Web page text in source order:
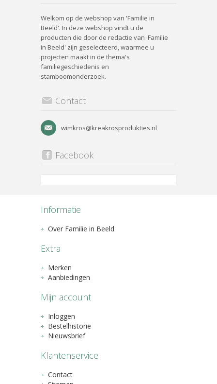
Welkom op de webshop van 'Familie in
Beeld'. In deze webshop vindt u de
producten die door de redactie van 'Familie
in Beeld' zijn geselecteerd, waarmee u
projecten maakt in de thema's
familiegeschiedenis en
stamboomonderzoek.
Contact
wimkros@kreakrosprodukties.nl
Facebook
Informatie
Over Familie in Beeld
Extra
Merken
Aanbiedingen
Mijn account
Inloggen
Bestelhistorie
Nieuwsbrief
Klantenservice
Contact